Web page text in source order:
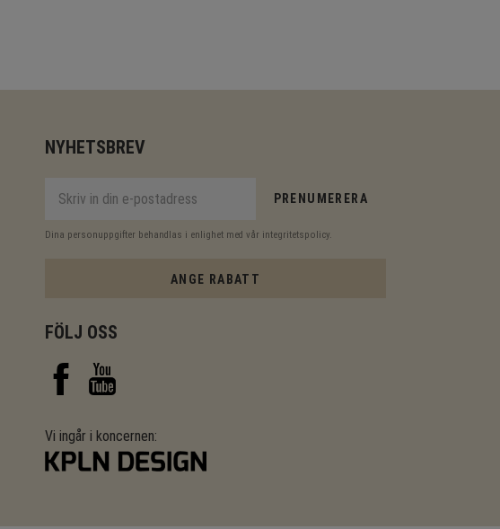
NYHETSBREV
PRENUMERERA
Dina personuppgifter behandlas i enlighet med vår integritetspolicy.
ANGE RABATT
FÖLJ OSS
Vi ingår i koncernen: